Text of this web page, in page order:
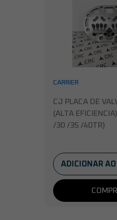
CARRIER
CJ PLACA DE
(ALTA
/30 /35 /40TR)
ADICIONAR AO